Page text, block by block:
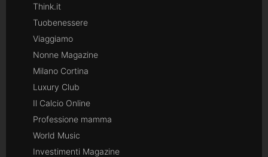
Think.it
Tuobenessere
Viaggiamo
Nonne Magazine
Milano Cortina
Luxury Club
Il Calcio Online
Professione mamma
World Music
Investimenti Magazine